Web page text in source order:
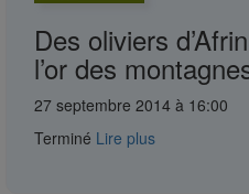
Des oliviers
l’or des
27 septembre 2014 à 16:00
Terminé Lire plus